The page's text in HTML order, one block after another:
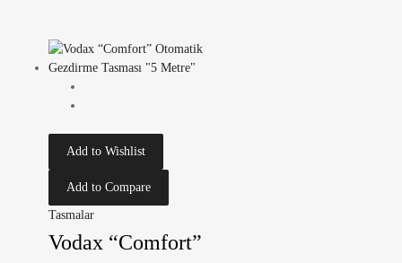
Add to Wishlist
Add to Compare
Tasmalar
Vodax “Comfort”